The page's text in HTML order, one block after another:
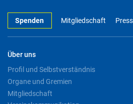
Spenden Mitgliedschaft
Über uns
Profil und Selbstverständnis
Organe und Gremien
Mitgliedschaft